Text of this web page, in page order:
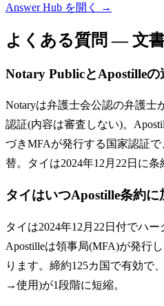
Answer Hub を開く
→
よくある質問 — 文
Notary PublicとApostilleの
Notaryは弁護士会公認の弁護士
認証(内容は審査しない)。
づきMFAが発行する国家認証
替。タイは2024年12月22日に条
タイはいつApostille条約に
タイは2024年12月22日付でハー
Apostilleは領事局(MFA)が発行
ります。締約125カ国で有効で
→使用)が1段階に短縮。